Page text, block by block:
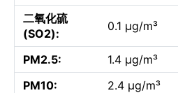
二氧化硫
(SO2):
0.1 µg/m³
PM2.5:
1.4 µg/m³
PM10:
2.4 µg/m³